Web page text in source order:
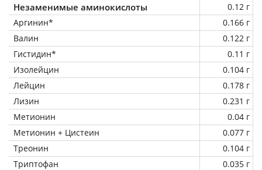
Незаменимые аминокислоты
0.12 г
Аргинин*
0.166 г
Валин
0.122 г
Гистидин*
0.11 г
Изолейцин
0.104 г
Лейцин
0.178 г
Лизин
0.231 г
Метионин
0.04 г
Метионин + Цистеин
0.077 г
Треонин
0.104 г
Триптофан
0.035 г